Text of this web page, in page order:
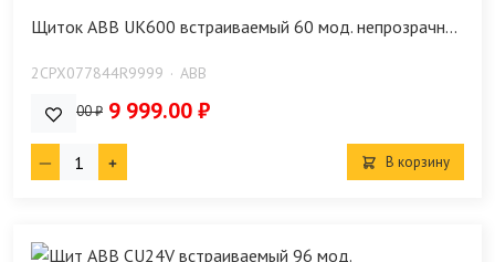
Щиток ABB UK600 встраиваемый 60 мод. непрозрачн...
2CPX077844R9999 ABB
12 480.00 ₽ 9 999.00 ₽
В корзину